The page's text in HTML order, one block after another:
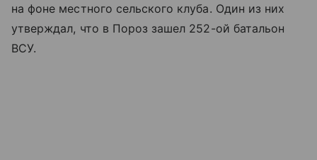
на фоне местного сельского клуба. Один из них
утверждал, что в Пороз зашел 252-ой батальон
ВСУ.